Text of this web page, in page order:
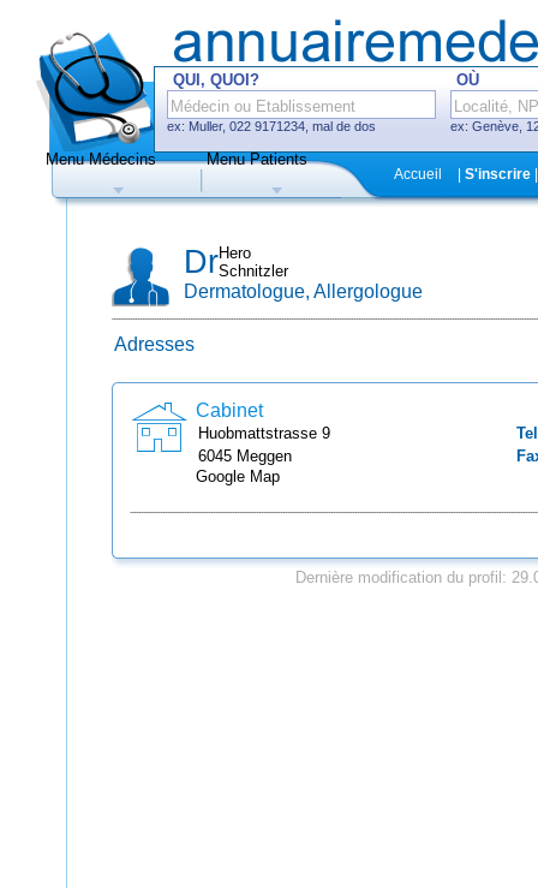
QUI, QUOI?
ex: Muller, 022 9171234, mal de dos
OÙ
ex: Genève,
Hôpitaux, cliniques
de prise de rendez-vous en ligne
Menu Médecins Menu Patients
Accueil S'inscrire|
DrHero
Schnitzler
Dermatologue, Allergologue
Adresses
Cabinet
Huobmattstrasse 9
6045 Meggen
Google Map
Dernière modification du profil: